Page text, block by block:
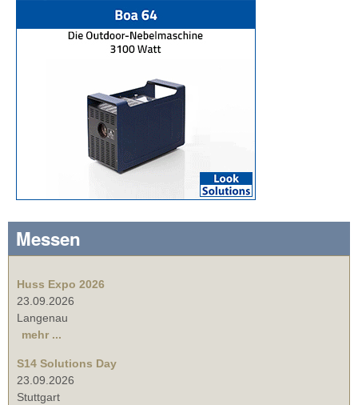
Messen
Huss Expo 2026
23.09.2026
Langenau
mehr ...
S14 Solutions Day
23.09.2026
Stuttgart